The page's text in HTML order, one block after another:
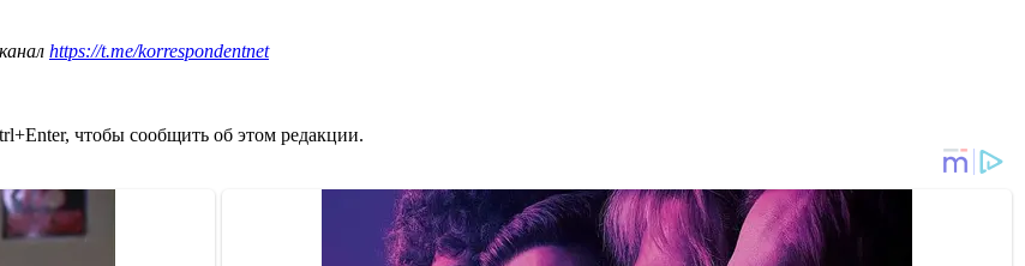
https://t.me/korrespondentnet
чтобы сообщить об этом редакции.